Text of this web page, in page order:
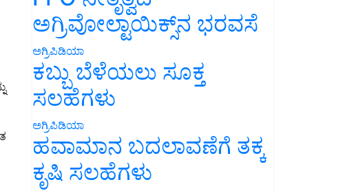
ಅಗ್ರಿವೋಲ್ಟಾಯಿಕ್ಸ್‌ನ ಭರವಸೆ
ಅಗ್ರಿಪಿಡಿಯಾ
ಕಬ್ಬು ಬೆಳೆಯಲು ಸೂಕ್ತ
ಸಲಹೆಗಳು
ಅಗ್ರಿಪಿಡಿಯಾ
ಹವಾಮಾನ ಬದಲಾವಣೆಗೆ ತಕ್ಕ
ಕೃಷಿ ಸಲಹೆಗಳು